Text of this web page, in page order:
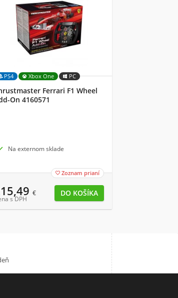
PS4 Xbox One PC
Ferrari F1 Wheel
On 4160571
Na externom sklade
 Zoznam prianí
€
s DPH